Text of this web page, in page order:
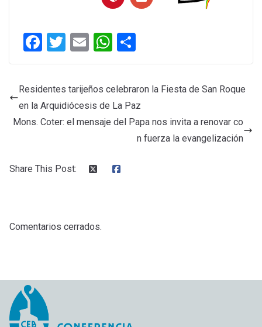
F
ce
b
o
T
er
E
ail
W
at
s
A
p
ar
tir
Residentes tarijeños celebraron la Fiesta de San Roque
en la Arquidiócesis de La Paz
Mons. Coter: el mensaje del Papa nos invita a renovar co
n fuerza la evangelización
Share This Post:
Comentarios cerrados.